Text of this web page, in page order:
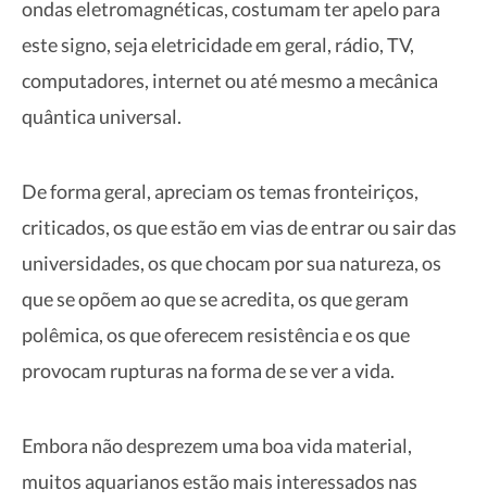
ondas eletromagnéticas, costumam ter apelo para
este signo, seja eletricidade em geral, rádio, TV,
computadores, internet ou até mesmo a mecânica
quântica universal.
De forma geral, apreciam os temas fronteiriços,
criticados, os que estão em vias de entrar ou sair das
universidades, os que chocam por sua natureza, os
que se opõem ao que se acredita, os que geram
polêmica, os que oferecem resistência e os que
provocam rupturas na forma de se ver a vida.
Embora não desprezem uma boa vida material,
muitos aquarianos estão mais interessados nas